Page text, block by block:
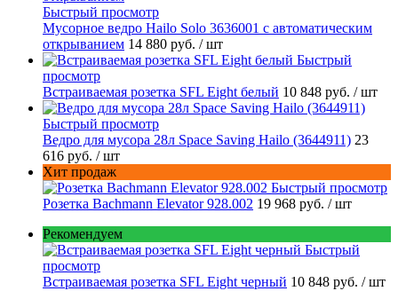
Быстрый просмотр
Мусорное ведро Hailo Solo 3636001 с автоматическим
открыванием 14 880 руб. / шт
Быстрый
просмотр
Встраиваемая розетка SFL Eight белый 10 848 руб. / шт
Быстрый просмотр
Ведро для мусора 28л Space Saving Hailo (3644911) 23
616 руб. / шт
Хит продаж
Быстрый просмотр
Розетка Bachmann Elevator 928.002 19 968 руб. / шт
Рекомендуем
Быстрый
просмотр
Встраиваемая розетка SFL Eight черный 10 848 руб. / шт